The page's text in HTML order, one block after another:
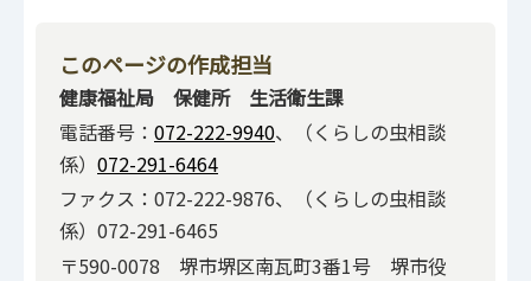
このページの作成担当
健康福祉局 保健所 生活衛生課
電話番号： 072-222-9940、（くらしの虫相談
係） 072-291-6464
ファクス：072-222-9876、（くらしの虫相談
係）072-291-6465
〒590-0078 堺市堺区南瓦町3番1号 堺市役